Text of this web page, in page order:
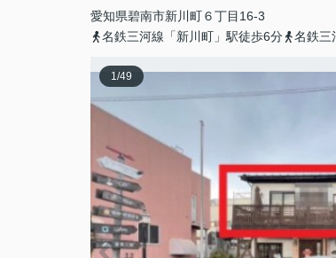
愛知県碧南市新川町６丁目16-3
名鉄三河線「新川町」駅徒歩6分
名鉄三
1/49